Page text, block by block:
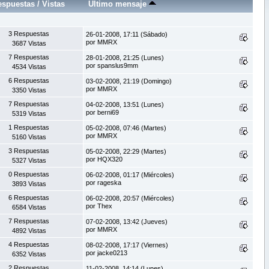
/Vistas Último mensaje
3 Respuestas
3687 Vistas
26-01-2008, 17:11 (Sábado)
por MMRX
7 Respuestas
4534 Vistas
28-01-2008, 21:25 (Lunes)
por spanslus9mm
6 Respuestas
3350 Vistas
03-02-2008, 21:19 (Domingo)
por MMRX
7 Respuestas
5319 Vistas
04-02-2008, 13:51 (Lunes)
por berni69
1 Respuestas
5160 Vistas
05-02-2008, 07:46 (Martes)
por MMRX
3 Respuestas
5327 Vistas
05-02-2008, 22:29 (Martes)
por HQX320
0 Respuestas
3893 Vistas
06-02-2008, 01:17 (Miércoles)
por rageska
6 Respuestas
6584 Vistas
06-02-2008, 20:57 (Miércoles)
por Thex
7 Respuestas
4892 Vistas
07-02-2008, 13:42 (Jueves)
por MMRX
4 Respuestas
6352 Vistas
08-02-2008, 17:17 (Viernes)
por jacke0213